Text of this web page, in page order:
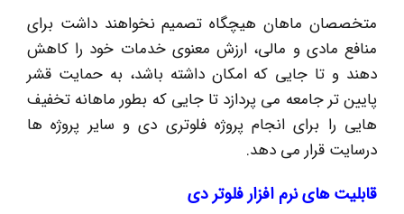
متخصصان ماهان هیچگاه تصمیم نخواهند داشت برای
منافع مادی و مالی، ارزش معنوی خدمات خود را کاهش
دهند و تا جایی که امکان داشته باشد، به حمایت قشر
پایین تر جامعه می پردازد تا جایی که بطور ماهانه تخفیف
هایی را برای انجام پروژه فلوتری دی و سایر پروژه ها
درسایت قرار می دهد.
قابلیت های نرم افزار فلوتر دی